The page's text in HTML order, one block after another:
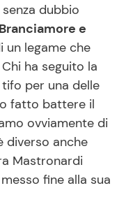
Piatti
Facili e Veloci
Feste
per Bambini
dubbio
e
un legame che
ha seguito la
per una delle
fatto battere il
ovviamente di
diverso anche
Mastronardi
fine alla sua